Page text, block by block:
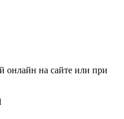
онлайн на сайте или при